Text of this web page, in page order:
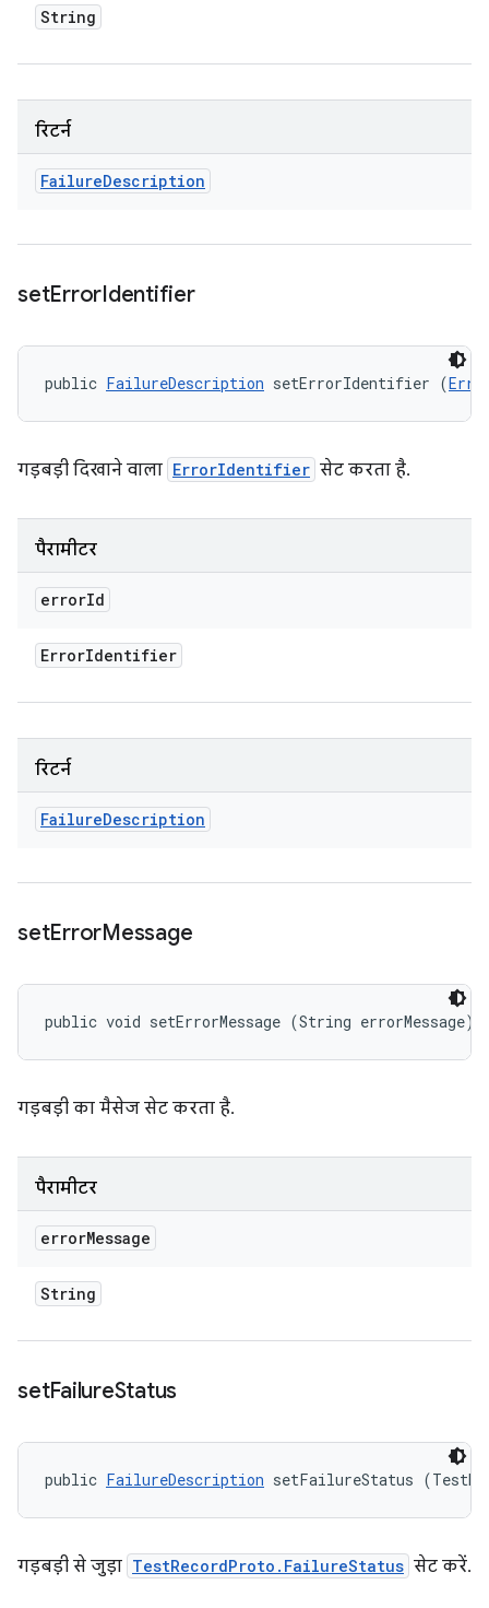
String
रिटर्न
FailureDescription
setErrorIdentifier
public FailureDescription setErrorIdentifier (
गड़बड़ी दिखाने वाला ErrorIdentifier सेट करता है.
पैरामीटर
errorId
ErrorIdentifier
रिटर्न
FailureDescription
setErrorMessage
public void setErrorMessage (String errorMessage)
गड़बड़ी का मैसेज सेट करता है.
पैरामीटर
errorMessage
String
setFailureStatus
public FailureDescription setFailureStatus
गड़बड़ी से जुड़ा TestRecordProto.FailureStatus सेट करें.